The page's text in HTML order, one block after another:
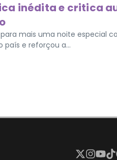
inédita e critica
mais uma noite especial
país e reforçou a...